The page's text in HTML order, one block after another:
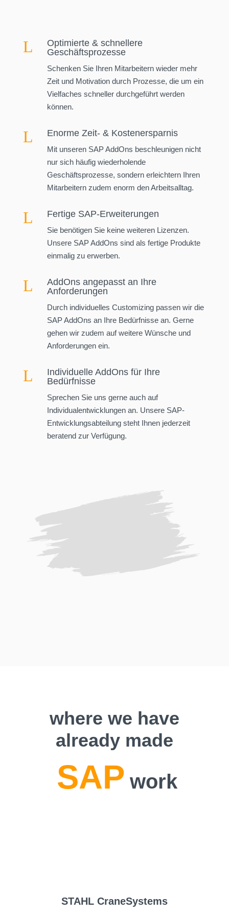
effizienter machen.
L
Optimierte & schnellere
Geschäftsprozesse
Schenken Sie Ihren Mitarbeitern wieder mehr
Zeit und Motivation durch Prozesse, die um ein
Vielfaches schneller durchgeführt werden
können.
L Enorme Zeit- & Kostenersparnis
Mit unseren SAP AddOns beschleunigen nicht
nur sich häufig wiederholende
Geschäftsprozesse, sondern erleichtern Ihren
Mitarbeitern zudem enorm den Arbeitsalltag.
L Fertige SAP-Erweiterungen
Sie benötigen Sie keine weiteren Lizenzen.
Unsere SAP AddOns sind als fertige Produkte
einmalig zu erwerben.
L
AddOns angepasst an Ihre
Anforderungen
Durch individuelles Customizing passen wir die
SAP AddOns an Ihre Bedürfnisse an. Gerne
gehen wir zudem auf weitere Wünsche und
Anforderungen ein.
L
Individuelle AddOns für Ihre
Bedürfnisse
Sprechen Sie uns gerne auch auf
Individualentwicklungen an. Unsere SAP-
Entwicklungsabteilung steht Ihnen jederzeit
beratend zur Verfügung.
where we have
already made
SAP work
STAHL CraneSystems